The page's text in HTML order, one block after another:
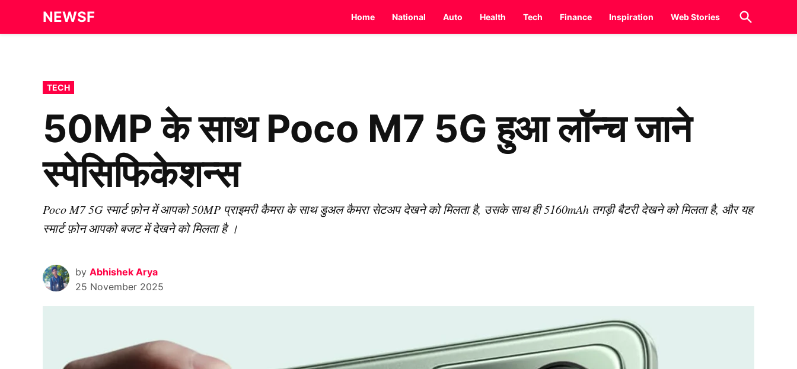
NEWSF Home National Auto Health Tech Finance Inspiration Web Stories
Open
Search
POSTED
IN
TECH
50MP के साथ Poco M7 5G हुआ लॉन्च जाने
स्पेसिफिकेशन्स
Poco M7 5G स्मार्ट फ़ोन में आपको 50MP प्राइमरी कैमरा के साथ डुअल कैमरा सेटअप देखने को मिलता है, उसके साथ ही 5160mAh तगड़ी बैटरी देखने को मिलता है, और यह
स्मार्ट फ़ोन आपको बजट में देखने को मिलता है ।
by Abhishek Arya
25 November 2025